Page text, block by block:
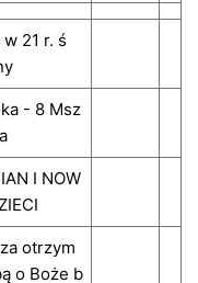
21 r. ś
- 8 Msz
I NOW
otrzym
o Boże b